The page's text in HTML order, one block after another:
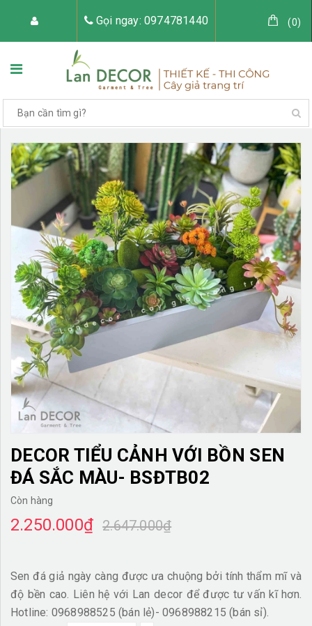
Gọi ngay: 0974781440 (0)
TRANG CHỦ VỀ LAN DECOR
CÂY GIẢ TRANG TRÍ TIỂU CẢNH CÂY GIẢ
TƯỜNG CÂY GIẢ KHĂN TRẢI BÀN
TƯ VẤN
DECOR TIỂU CẢNH VỚI BỒN SEN
ĐÁ SẮC MÀU- BSĐTB02
Còn hàng
2.250.000₫ 2.647.000₫
Sen đá giả ngày càng được ưa chuộng bởi tính thẩm mĩ và
độ bền cao. Liên hệ với Lan decor để được tư vấn kĩ hơn.
Hotline: 0968988525 (bán lẻ)- 0968988215 (bán sỉ).